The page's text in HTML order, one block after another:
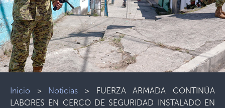
Inicio > Noticias > FUERZA ARMADA CONTINÚA
LABORES EN CERCO DE SEGURIDAD INSTALADO EN